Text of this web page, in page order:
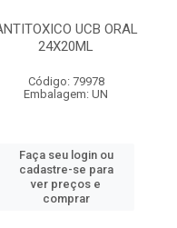
UCB ORAL
24X20ML
Código: 79978
Embalagem: UN
Faça seu login ou
cadastre-se para
ver preços e
comprar